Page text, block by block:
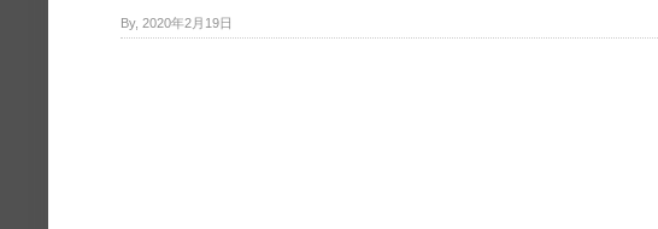
By, 2020年2月19日